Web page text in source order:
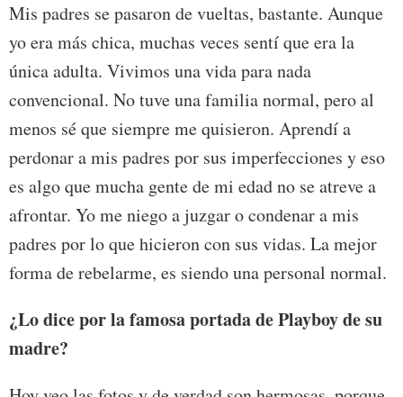
Mis padres se pasaron de vueltas, bastante. Aunque
yo era más chica, muchas veces sentí que era la
única adulta. Vivimos una vida para nada
convencional. No tuve una familia normal, pero al
menos sé que siempre me quisieron. Aprendí a
perdonar a mis padres por sus imperfecciones y eso
es algo que mucha gente de mi edad no se atreve a
afrontar. Yo me niego a juzgar o condenar a mis
padres por lo que hicieron con sus vidas. La mejor
forma de rebelarme, es siendo una personal normal.
¿Lo dice por la famosa portada de Playboy de su
madre?